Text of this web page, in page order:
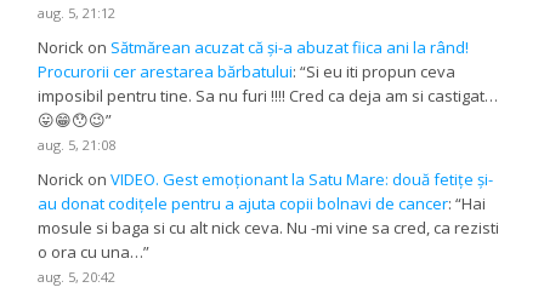
aug. 5, 21:12
Norick on Sătmărean acuzat că și-a abuzat fiica ani la rând!
Procurorii cer arestarea bărbatului: “Si eu iti propun ceva
imposibil pentru tine. Sa nu furi !!!! Cred ca deja am si castigat…
😛😁😯😉”
aug. 5, 21:08
Norick onVIDEO. Gest emoționant la Satu Mare: două fetițe și-
au donat codițele pentru a ajuta copii bolnavi de cancer: “Hai
mosule si baga si cu alt nick ceva. Nu -mi vine sa cred, ca rezisti
o ora cu una…”
aug. 5, 20:42